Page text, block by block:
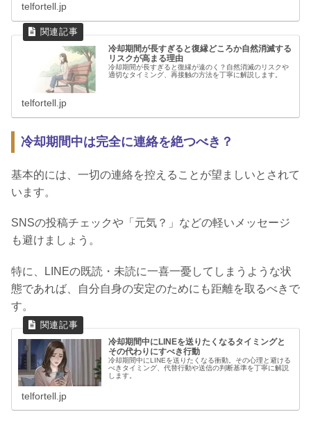
telfortell.jp
冷却期間が長すぎると復縁どころか自然消滅する
リスクが高まる理由
冷却期間が長すぎると復縁が遠のく？自然消滅のリスクや
適切なタイミング、再接触の方法を丁寧に解説します。
telfortell.jp
冷却期間中は完全に連絡を絶つべき？
基本的には、一切の連絡を控えることが望ましいとされて
います。
SNSの投稿チェックや「元気？」などの軽いメッセージ
も避けましょう。
特に、LINEの既読・未読に一喜一憂してしまうような状
態であれば、自分自身の安定のためにも距離を取るべきで
す。
冷却期間中にLINEを送りたくなるタイミングと
その代わりにすべき行動
冷却期間中にLINEを送りたくなる衝動。その心理と避ける
べきタイミング、代替行動や送信の判断基準を丁寧に解説
します。
telfortell.jp